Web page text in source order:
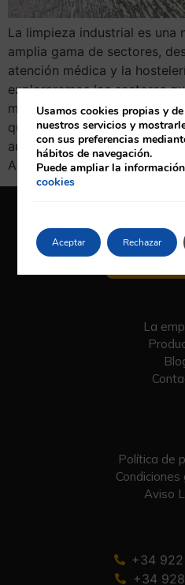
La limpieza industrial es una
amplia gama de sectores,
atención médica y la
exploraremos los sectores
maquinaria de limpieza
qué estas industrias
automatización en sus
Alimentaria: […]
La
Política de
Aviso
+34
+34
Usamos cookies propias y
nuestros servicios y
con sus preferencias
hábitos de navegación.
Puede ampliar la
cookies
Aceptar Rechazar